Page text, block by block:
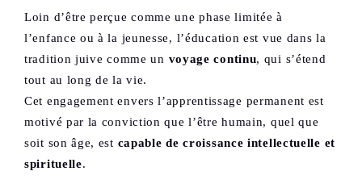
Loin d’être perçue comme une phase limitée à
l’enfance ou à la jeunesse, l’éducation est vue dans la
tradition juive comme un voyage continu, qui s’étend
tout au long de la vie.
Cet engagement envers l’apprentissage permanent est
motivé par la conviction que l’être humain, quel que
soit son âge, est capable de croissance intellectuelle et
spirituelle.